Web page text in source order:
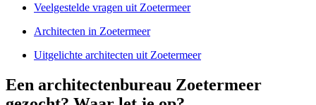
Veelgestelde vragen uit Zoetermeer
Architecten in Zoetermeer
Uitgelichte architecten uit Zoetermeer
Een architectenbureau Zoetermeer